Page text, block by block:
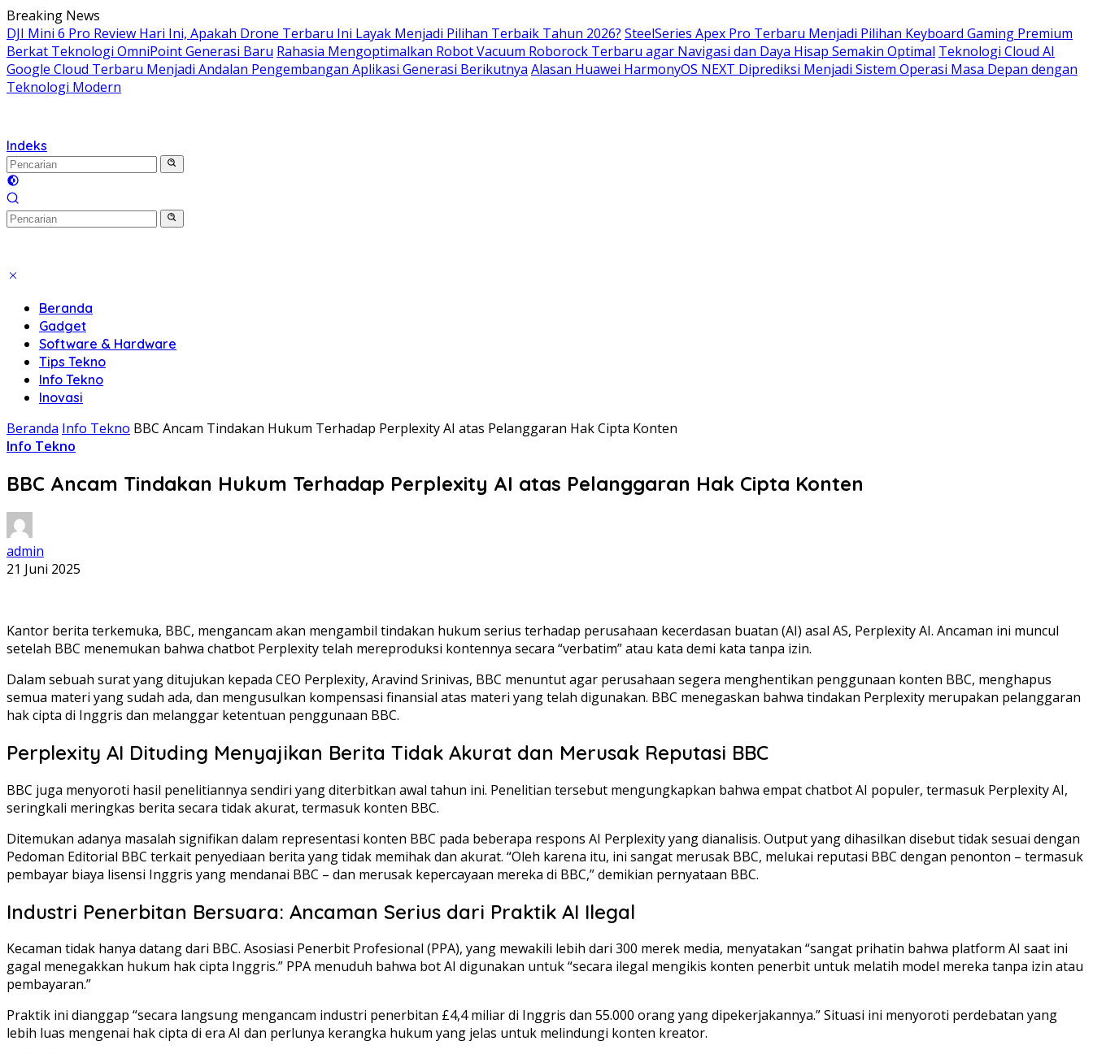
Langsung
ke
konten
Breaking News
DJI Mini 6 Pro Review Hari Ini, Apakah Drone Terbaru Ini Layak Menjadi Pilihan Terbaik Tahun 2026? SteelSeries Apex Pro Terbaru Menjadi Pilihan Keyboard Gaming Premium
Berkat Teknologi OmniPoint Generasi Baru Rahasia Mengoptimalkan Robot Vacuum Roborock Terbaru agar Navigasi dan Daya Hisap Semakin Optimal Teknologi Cloud AI
Google Cloud Terbaru Menjadi Andalan Pengembangan Aplikasi Generasi Berikutnya Alasan Huawei HarmonyOS NEXT Diprediksi Menjadi Sistem Operasi Masa Depan dengan
Teknologi Modern
Indeks
Beranda
Gadget
Software & Hardware
Tips Tekno
Info Tekno
Inovasi
Beranda Info Tekno BBC Ancam Tindakan Hukum Terhadap Perplexity AI atas Pelanggaran Hak Cipta Konten
Info Tekno
BBC Ancam Tindakan Hukum Terhadap Perplexity AI atas Pelanggaran Hak Cipta Konten
admin
21 Juni 2025
Kantor berita terkemuka, BBC, mengancam akan mengambil tindakan hukum serius terhadap perusahaan kecerdasan buatan (AI) asal AS, Perplexity AI. Ancaman ini muncul
setelah BBC menemukan bahwa chatbot Perplexity telah mereproduksi kontennya secara “verbatim” atau kata demi kata tanpa izin.
Dalam sebuah surat yang ditujukan kepada CEO Perplexity, Aravind Srinivas, BBC menuntut agar perusahaan segera menghentikan penggunaan konten BBC, menghapus
semua materi yang sudah ada, dan mengusulkan kompensasi finansial atas materi yang telah digunakan. BBC menegaskan bahwa tindakan Perplexity merupakan pelanggaran
hak cipta di Inggris dan melanggar ketentuan penggunaan BBC.
Perplexity AI Dituding Menyajikan Berita Tidak Akurat dan Merusak Reputasi BBC
BBC juga menyoroti hasil penelitiannya sendiri yang diterbitkan awal tahun ini. Penelitian tersebut mengungkapkan bahwa empat chatbot AI populer, termasuk Perplexity AI,
seringkali meringkas berita secara tidak akurat, termasuk konten BBC.
Ditemukan adanya masalah signifikan dalam representasi konten BBC pada beberapa respons AI Perplexity yang dianalisis. Output yang dihasilkan disebut tidak sesuai dengan
Pedoman Editorial BBC terkait penyediaan berita yang tidak memihak dan akurat. “Oleh karena itu, ini sangat merusak BBC, melukai reputasi BBC dengan penonton – termasuk
pembayar biaya lisensi Inggris yang mendanai BBC – dan merusak kepercayaan mereka di BBC,” demikian pernyataan BBC.
Industri Penerbitan Bersuara: Ancaman Serius dari Praktik AI Ilegal
Kecaman tidak hanya datang dari BBC. Asosiasi Penerbit Profesional (PPA), yang mewakili lebih dari 300 merek media, menyatakan “sangat prihatin bahwa platform AI saat ini
gagal menegakkan hukum hak cipta Inggris.” PPA menuduh bahwa bot AI digunakan untuk “secara ilegal mengikis konten penerbit untuk melatih model mereka tanpa izin atau
pembayaran.”
Praktik ini dianggap “secara langsung mengancam industri penerbitan £4,4 miliar di Inggris dan 55.000 orang yang dipekerjakannya.” Situasi ini menyoroti perdebatan yang
lebih luas mengenai hak cipta di era AI dan perlunya kerangka hukum yang jelas untuk melindungi konten kreator.